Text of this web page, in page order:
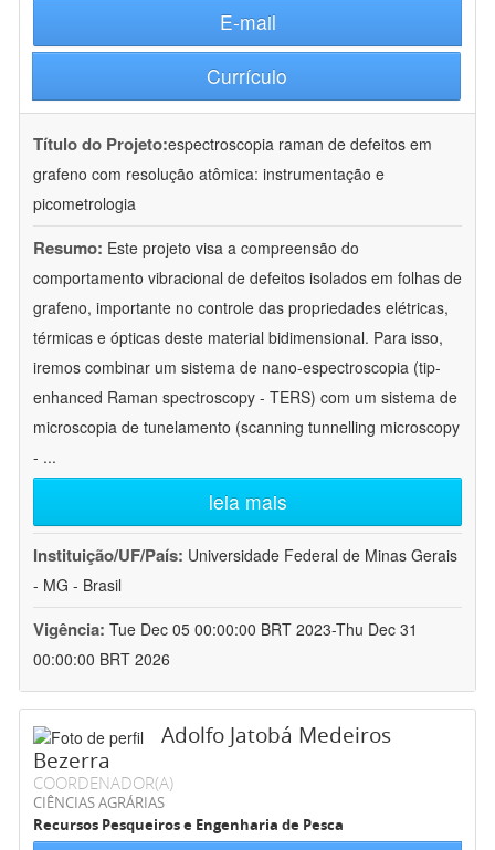
E-mail
Currículo
Título do Projeto:espectroscopia raman de defeitos em
grafeno com resolução atômica: instrumentação e
picometrologia
Resumo: Este projeto visa a compreensão do
comportamento vibracional de defeitos isolados em folhas de
grafeno, importante no controle das propriedades elétricas,
térmicas e ópticas deste material bidimensional. Para isso,
iremos combinar um sistema de nano-espectroscopia (tip-
enhanced Raman spectroscopy - TERS) com um sistema de
microscopia de tunelamento (scanning tunnelling microscopy
- ...
leia mais
Instituição/UF/País: Universidade Federal de Minas Gerais
- MG - Brasil
Vigência: Tue Dec 05 00:00:00 BRT 2023-Thu Dec 31
00:00:00 BRT 2026
Adolfo Jatobá Medeiros
Bezerra
COORDENADOR(A)
CIÊNCIAS AGRÁRIAS
Recursos Pesqueiros e Engenharia de Pesca